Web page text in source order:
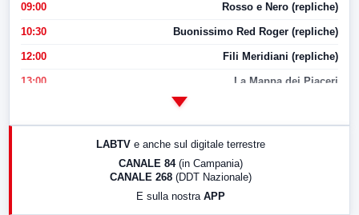
09:00 Rosso e Nero (repliche)
10:30 Buonissimo Red Roger (repliche)
12:00 Fili Meridiani (repliche)
13:00 La Mappa dei Piaceri
LABTV e anche sul digitale terrestre
CANALE 84 (in Campania)
CANALE 268 (DDT Nazionale)
E sulla nostra APP